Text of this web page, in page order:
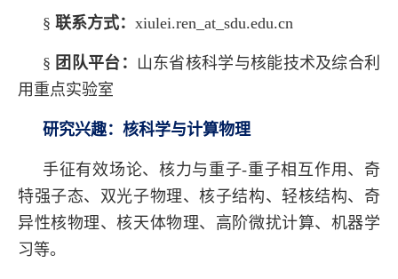
§ 联系方式： xiulei.ren_at_sdu.edu.cn
§ 团队平台：
山东省核科学与核能技术及综合利
用重点实验室
研究兴趣：核科学与计算物理
手征有效场论、核力与重子-重子相互作用、奇
特强子态、双光子物理、核子结构、轻核结构、奇
异性核物理、核天体物理、高阶微扰计算、机器学
习等。